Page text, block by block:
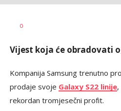
AUTOR
0
Vijest koja će obradovati
Kompanija Samsung trenutno
prodaje svoje Galaxy S22 linije
rekordan tromjesečni profit.